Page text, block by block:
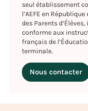
seul établissement
l’AEFE en
des Parents
conforme aux
français de
terminale.
Nous contacter